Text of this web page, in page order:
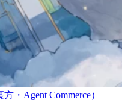
・Agent Commerce）